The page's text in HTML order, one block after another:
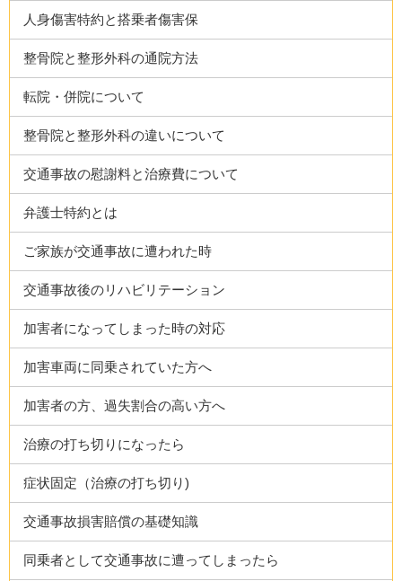
人身傷害特約と搭乗者傷害保
整骨院と整形外科の通院方法
転院・併院について
整骨院と整形外科の違いについて
交通事故の慰謝料と治療費について
弁護士特約とは
ご家族が交通事故に遭われた時
交通事故後のリハビリテーション
加害者になってしまった時の対応
加害車両に同乗されていた方へ
加害者の方、過失割合の高い方へ
治療の打ち切りになったら
症状固定（治療の打ち切り)
交通事故損害賠償の基礎知識
同乗者として交通事故に遭ってしまったら